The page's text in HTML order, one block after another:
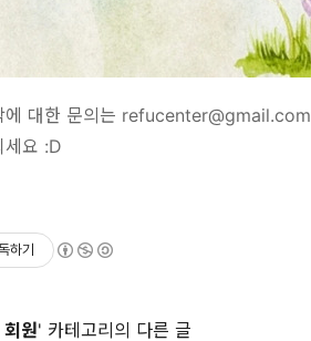
대한 문의는 refucenter@gmail.com
세요 :D
하기
원' 카테고리의 다른 글